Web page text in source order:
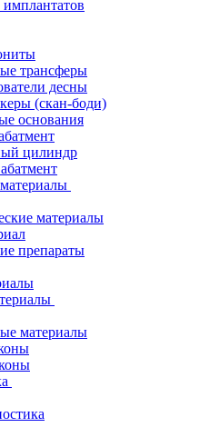
трансферы
десны
(скан-боди)
основания
цилиндр
материалы
препараты
материалы